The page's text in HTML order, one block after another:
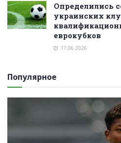
Определились
украинских
еврокубков
17.06.2026
Популярное